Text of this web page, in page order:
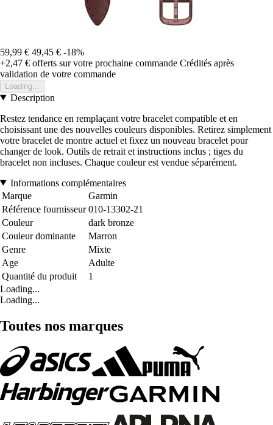
59,99 € 49,45 € -18%
+2,47 € offerts sur votre prochaine commande Crédités après
validation de votre commande
Loading...
Description
Restez tendance en remplaçant votre bracelet compatible et en
choisissant une des nouvelles couleurs disponibles. Retirez simplement
votre bracelet de montre actuel et fixez un nouveau bracelet pour
changer de look. Outils de retrait et instructions inclus ; tiges du
bracelet non incluses. Chaque couleur est vendue séparément.
Informations complémentaires
Marque
Garmin
Référence fournisseur 010-13302-21
Couleur
dark bronze
Couleur dominante
Marron
Genre
Mixte
Age
Adulte
Quantité du produit
1
Loading...
Loading...
Toutes nos marques